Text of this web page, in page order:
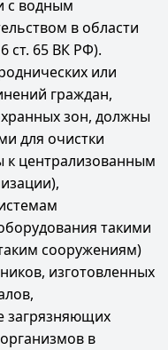
с водным
в области
ст. 65 ВК РФ).
или
граждан,
зон, должны
для очистки
к централизованным
такими
сооружениям)
изготовленных
загрязняющих
в